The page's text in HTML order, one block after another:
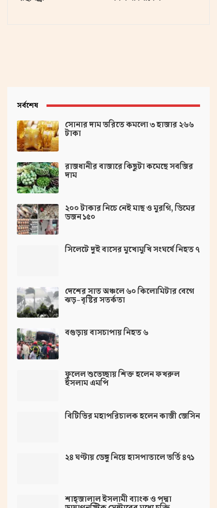
সর্বশেষ
সোনার দাম ভরিতে কমলো ৩ হাজার ২৬৬
টাকা
রাজধানীর বাজারে কিছুটা কমেছে সবজির
দাম
২০০ টাকার নিচে নেই মাছ ও মুরগি, ডিমের
ডজন ১৫০
সিলেটে দুই বাসের মুখোমুখি সংঘর্ষে নিহত ৭
দেশের সাত অঞ্চলে ৬০ কিলোমিটার বেগে
ঝড়-বৃষ্টির সতর্কতা
বগুড়ায় বাসচাপায় নিহত ৬
ফুলেল শুভেচ্ছায় শিক্ত হলেন ফখরুল
ইসলাম এমপি
বিটিভির মহাপরিচালক হলেন কাজী জেসিন
২৪ ঘণ্টায় ডেঙ্গু নিয়ে হাসপাতালে ভর্তি ৪৭১
শাহ্জালাল ইসলামী ব্যাংক ও পদ্মা